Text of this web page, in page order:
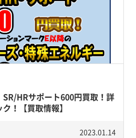
SR/HRサポート600円買取！詳
！【買取情報】
2023.01.14